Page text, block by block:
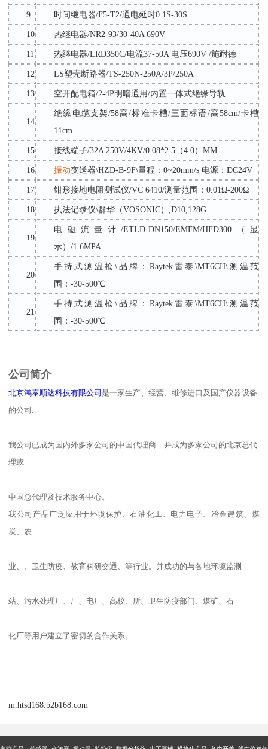
9 时间继电器/F5-T2/通电延时0.1S-30S
10 热继电器/NR2-93/30-40A 690V
11 热继电器/LRD350C/电流37-50A 电压690V /施耐德
12 LS塑壳断路器/TS-250N-250A/3P/250A
13 空开配电箱/2-4P明暗通用/内置一体式绝缘导轨
14
绝缘电缆支架/58高/标准卡槽/三面标语/高58cm/卡槽
11cm
15 接线端子/32A 250V/4KV/0.08*2.5（4.0）MM
16 振动变送器\HZD-B-9F\量程：0~20mm/s 电源：DC24V
17 钳形接地电阻测试仪/VC 6410/测量范围：0.01Ω-200Ω
18 执法记录仪\群华（VOSONIC）,D10,128G
19
电磁流量计/ETLD-DN150/EMFM/HFD300（显
示）/1.6MPA
20
手持式测温枪\品牌：Raytek雷泰\MT6CH\测温范
围：-30-500℃
21
手持式测温枪\品牌：Raytek雷泰\MT6CH\测温范
围：-30-500℃
公司简介
北京鸿泰顺达科技有限公司 是一家生产、经营、维修进口及国产仪器设备
的公司.
我公司已成为国内外多家公司的中国代理商，并成为多家公司的北京总代
理或
中国总代理及技术服务中心。
我公司产品广泛应用于环境保护、石油化工、电力电子、冶金建筑、煤
炭、农
业、、卫生防疫、教育科研交通、等行业。并成功的与各地环境监测
站、污水处理厂、厂、电厂、高校、所、卫生防疫部门、煤矿、石
化厂等用户建立了密切的合作关系。
m.htsd168.b2b168.com